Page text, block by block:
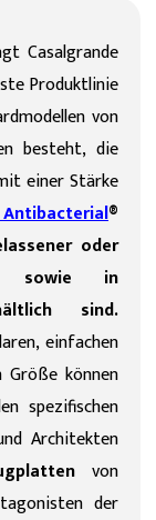
Casalgrande
Produktlinie
von
besteht, die
einer Stärke
®
oder
sowie in
sind.
einfachen
Größe können
spezifischen
Architekten
von
der